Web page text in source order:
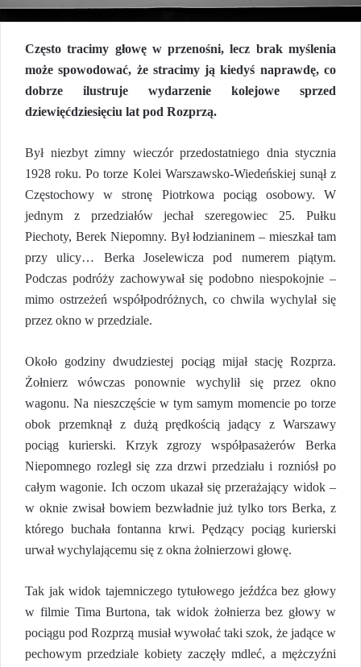
Często tracimy głowę w przenośni, lecz brak myślenia
może spowodować, że stracimy ją kiedyś naprawdę, co
dobrze ilustruje wydarzenie kolejowe sprzed
dziewięćdziesięciu lat pod Rozprzą.
Był niezbyt zimny wieczór przedostatniego dnia stycznia
1928 roku. Po torze Kolei Warszawsko-Wiedeńskiej sunął z
Częstochowy w stronę Piotrkowa pociąg osobowy. W
jednym z przedziałów jechał szeregowiec 25. Pułku
Piechoty, Berek Niepomny. Był łodzianinem – mieszkał tam
przy ulicy… Berka Joselewicza pod numerem piątym.
Podczas podróży zachowywał się podobno niespokojnie –
mimo ostrzeżeń współpodróżnych, co chwila wychylał się
przez okno w przedziale.
Około godziny dwudziestej pociąg mijał stację Rozprza.
Żołnierz wówczas ponownie wychylił się przez okno
wagonu. Na nieszczęście w tym samym momencie po torze
obok przemknął z dużą prędkością jadący z Warszawy
pociąg kurierski. Krzyk zgrozy współpasażerów Berka
Niepomnego rozległ się zza drzwi przedziału i rozniósł po
całym wagonie. Ich oczom ukazał się przerażający widok –
w oknie zwisał bowiem bezwładnie już tylko tors Berka, z
którego buchała fontanna krwi. Pędzący pociąg kurierski
urwał wychylającemu się z okna żołnierzowi głowę.
Tak jak widok tajemniczego tytułowego jeźdźca bez głowy
w filmie Tima Burtona, tak widok żołnierza bez głowy w
pociągu pod Rozprzą musiał wywołać taki szok, że jadące w
pechowym przedziale kobiety zaczęły mdleć, a mężczyźni